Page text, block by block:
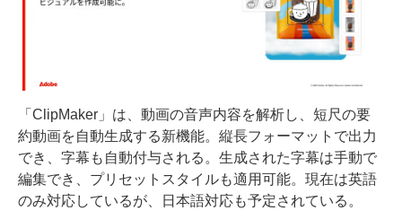
「ClipMaker」は、動画の音声内容を解析し、短尺の要
約動画を自動生成する新機能。縦長フォーマットで出力
でき、字幕も自動付与される。生成された字幕は手動で
編集でき、プリセットスタイルも適用可能。現在は英語
のみ対応しているが、日本語対応も予定されている。